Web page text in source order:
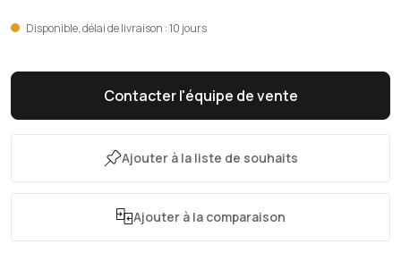
Disponible, délai de livraison : 10 jours
Contacter l'équipe de vente
Ajouter à la liste de souhaits
Ajouter à la comparaison